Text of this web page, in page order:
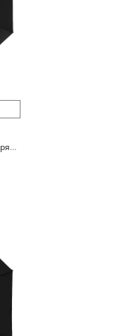
Зонт черный мужской Classica 955A с прямой ручкой